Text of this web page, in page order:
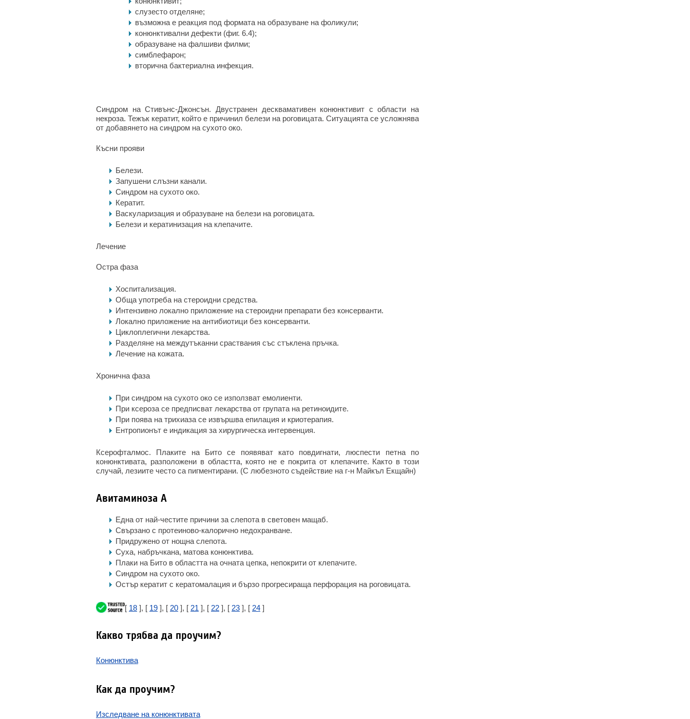
слузесто отделяне;
възможна е реакция под формата на образуване на фоликули;
конюнктивални дефекти (фиг. 6.4);
образуване на фалшиви филми;
симблефарон;
вторична бактериална инфекция.
Синдром на Стивънс-Джонсън. Двустранен десквамативен конюнктивит с области на
некроза. Тежък кератит, който е причинил белези на роговицата. Ситуацията се усложнява
от добавянето на синдром на сухото око.
Късни прояви
Белези.
Запушени слъзни канали.
Синдром на сухото око.
Кератит.
Васкуларизация и образуване на белези на роговицата.
Белези и кератинизация на клепачите.
Лечение
Остра фаза
Хоспитализация.
Обща употреба на стероидни средства.
Интензивно локално приложение на стероидни препарати без консерванти.
Локално приложение на антибиотици без консерванти.
Циклоплегични лекарства.
Разделяне на междутъканни сраствания със стъклена пръчка.
Лечение на кожата.
Хронична фаза
При синдром на сухото око се използват емолиенти.
При ксероза се предписват лекарства от групата на ретиноидите.
При поява на трихиаза се извършва епилация и криотерапия.
Ентропионът е индикация за хирургическа интервенция.
Ксерофталмос. Плаките на Бито се появяват като повдигнати, люспести петна по
конюнктивата, разположени в областта, която не е покрита от клепачите. Както в този
случай, лезиите често са пигментирани. (С любезното съдействие на г-н Майкъл Екщайн)
Авитаминоза А
Една от най-честите причини за слепота в световен мащаб.
Свързано с протеиново-калорично недохранване.
Придружено от нощна слепота.
Суха, набръчкана, матова конюнктива.
Плаки на Бито в областта на очната цепка, непокрити от клепачите.
Синдром на сухото око.
Остър кератит с кератомалация и бързо прогресираща перфорация на роговицата.
[ 18 ], [ 19 ], [ 20 ], [ 21 ], [ 22 ], [ 23 ], [ 24 ]
Какво трябва да проучим?
Конюнктива
Как да проучим?
Изследване на конюнктивата